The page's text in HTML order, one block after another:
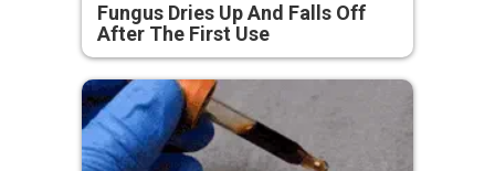
Fungus Dries Up And Falls Off
After The First Use